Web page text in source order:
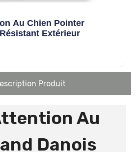
Au Chien Pointer
Extérieur
Produit
Au
Danois